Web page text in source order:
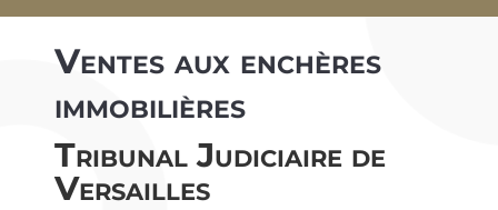
Ventes aux enchères
immobilières
Tribunal Judiciaire de
Versailles